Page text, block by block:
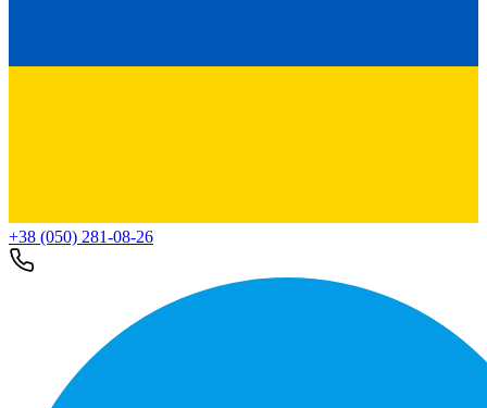
+38 (050) 281-08-26